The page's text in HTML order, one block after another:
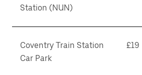
Station (NUN)
Coventry Train Station
Car Park
£19